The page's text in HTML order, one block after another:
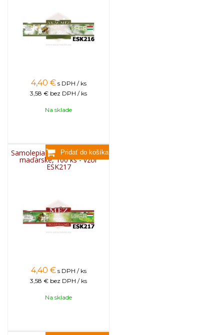
4,40 € s DPH / ks
3,58 € bez DPH / ks
Na sklade
Samolepiace etikety ozdobné
maďarské, 100 ks - vzor
ESK217
4,40 € s DPH / ks
3,58 € bez DPH / ks
Na sklade